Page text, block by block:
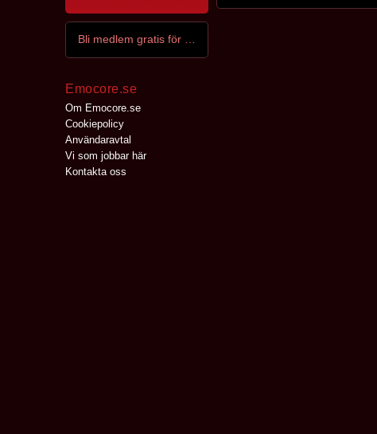
Emocore.se
Om Emocore.se
Cookiepolicy
Användaravtal
Vi som jobbar här
Kontakta oss